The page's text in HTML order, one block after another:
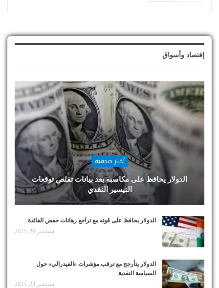
إقتصاد وأسواق
أخبار صحفية
الدولار يحافظ على مكاسبه بعد بيانات تقلص توقعات
التيسير النقدي
الدولار يحافظ على قوته مع تراجع رهانات خفض الفائدة
سبتمبر 26, 2025
الدولار يتأرجح مع ترقب مؤشرات «الفيدرالي» حول
السياسة النقدية
سبتمبر 23, 2025